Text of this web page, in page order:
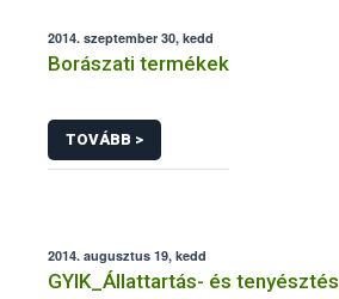
2014. szeptember 30, kedd
Borászati termékek
TOVÁBB >
2014. augusztus 19, kedd
GYIK_Állattartás- és tenyésztés